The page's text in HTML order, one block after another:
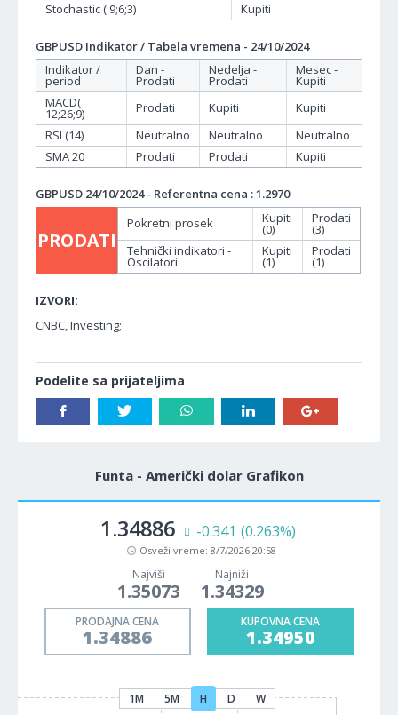
Stochastic ( 9;6;3)
Kupiti
GBPUSD Indikator / Tabela vremena - 24/10/2024
Indikator /
period
Dan -
Prodati
Nedelja -
Prodati
Mesec -
Kupiti
MACD(
12;26;9) Prodati Kupiti
Kupiti
RSI (14)
Neutralno Neutralno
Neutralno
SMA 20
Prodati Prodati Kupiti
GBPUSD 24/10/2024 - Referentna cena : 1.2970
PRODATI
Pokretni prosek Kupiti
(0)
Prodati
(3)
Tehnički indikatori -
Oscilatori
Kupiti
(1)
Prodati
(1)
IZVORI:
CNBC, Investing;
Podelite sa prijateljima
Funta - Američki dolar Grafikon
1.34886 -0.341 (0.263%)
Osveži vreme: 8/7/2026 20:58
Najviši
1.35073
Najniži
1.34329
PRODAJNA CENA
1.34886
KUPOVNA CENA
1.34950
1M 5M H D W